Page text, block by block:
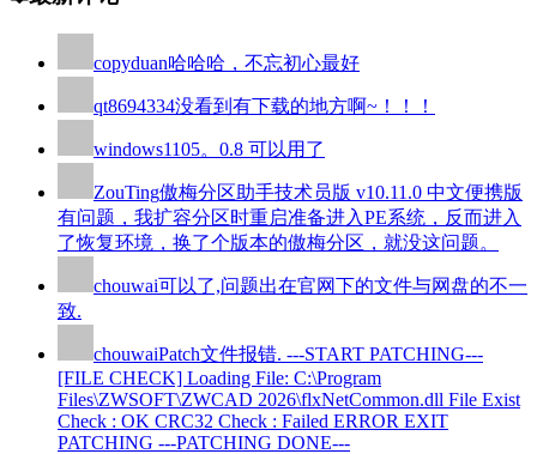
copyduan哈哈哈，不忘初心最好
qt8694334没看到有下载的地方啊~！！！
windows1105。0.8 可以用了
ZouTing傲梅分区助手技术员版 v10.11.0 中文便携版
有问题，我扩容分区时重启准备进入PE系统，反而进入
了恢复环境，换了个版本的傲梅分区，就没这问题。
chouwai可以了,问题出在官网下的文件与网盘的不一
致.
chouwaiPatch文件报错. ---START PATCHING---
[FILE CHECK] Loading File: C:\Program
Files\ZWSOFT\ZWCAD 2026\flxNetCommon.dll File Exist
Check : OK CRC32 Check : Failed ERROR EXIT
PATCHING ---PATCHING DONE---